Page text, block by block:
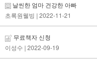
날씬한 엄마 건강한 아빠
초록원웰빙 | 2022-11-21
무료책자 신청
이성수 | 2022-09-19